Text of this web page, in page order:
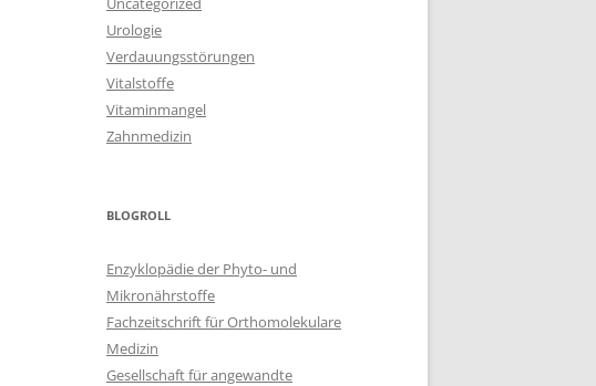
Urologie
Verdauungsstörungen
Vitalstoffe
Vitaminmangel
Zahnmedizin
BLOGROLL
Enzyklopädie der Phyto- und
Mikronährstoffe
Fachzeitschrift für Orthomolekulare
Medizin
Gesellschaft für angewandte